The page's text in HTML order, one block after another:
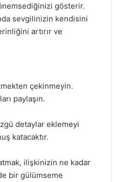
gösterir.
sevgilinizin kendisini
artırır ve
çekinmeyin.
paylaşın.
detaylar eklemeyi
katacaktır.
ilişkinizin ne kadar
bir gülümseme